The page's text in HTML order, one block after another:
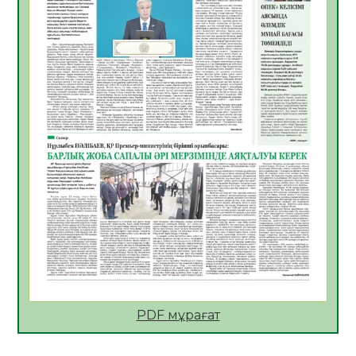
Қазақстан Орталық Азиядағы көшуге ең
қолайлы ел атанды
05.08.2026
33
Өрт қауіпсіздігі талаптарын сақтау – әр
азаматтың міндеті
05.08.2026
33
Руслан Рүстемұлы облыс әкімінің
кеңесшісі болып тағайындалды
05.08.2026
31
Цифрландыру саласын дамыту аясында
салынатын жаңа орталықтың жобасы
талқыланды
05.08.2026
30
құралдарының таныстырылымы өтті
PDF мұрағат